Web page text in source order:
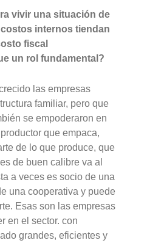
vivir una situación de
internos tiendan
fiscal
un rol fundamental?
las empresas
familiar, pero que
se empoderaron en
que empaca,
de lo que produce, que
de buen calibre va al
a veces es socio de una
una cooperativa y puede
Esas son las empresas
en el sector. con
grandes, eficientes y